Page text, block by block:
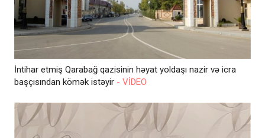
İntihar etmiş Qarabağ qazisinin həyat yoldaşı nazir və icra
başçısından kömək istəyir - VİDEO